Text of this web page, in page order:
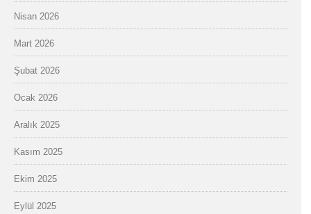
Nisan 2026
Mart 2026
Şubat 2026
Ocak 2026
Aralık 2025
Kasım 2025
Ekim 2025
Eylül 2025